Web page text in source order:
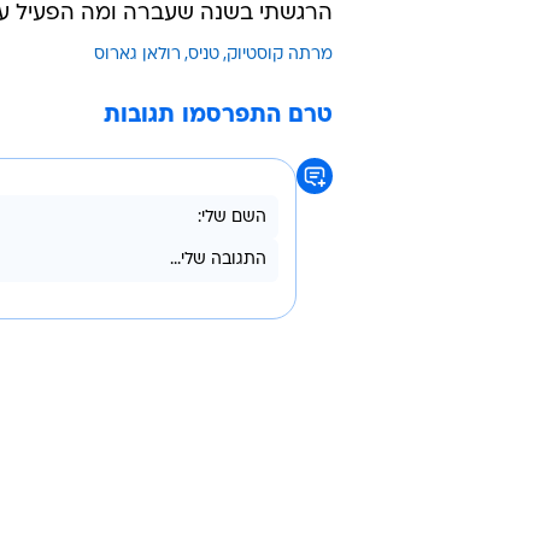
הרגשתי בשנה שעברה ומה הפעיל
מרתה קוסטיוק טניס רולאן גארוס
טרם התפרסמו תגובות